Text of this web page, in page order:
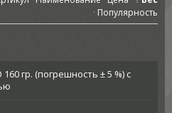
· Популярность
гр. (погрешность ± 5 %) с